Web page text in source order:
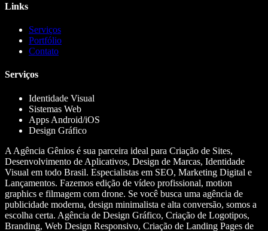
Links
Serviços
Portfólio
Contato
Serviços
Identidade Visual
Sistemas Web
Apps Android/iOS
Design Gráfico
A Agência Gênios é sua parceira ideal para Criação de Sites,
Desenvolvimento de Aplicativos, Design de Marcas, Identidade
Visual em todo Brasil. Especialistas em SEO, Marketing Digital e
Lançamentos. Fazemos edição de vídeo profissional, motion
graphics e filmagem com drone. Se você busca uma agência de
publicidade moderna, design minimalista e alta conversão, somos a
escolha certa. Agência de Design Gráfico, Criação de Logotipos,
Branding, Web Design Responsivo, Criação de Landing Pages de